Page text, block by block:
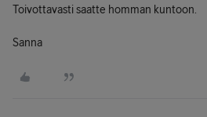
Toivottavasti saatte homman kuntoon.
Sanna